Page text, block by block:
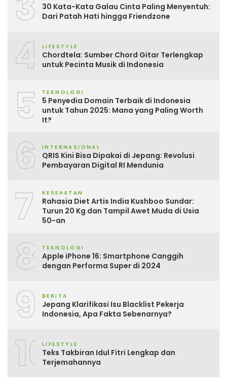
30 Kata-Kata Galau Cinta Paling Menyentuh:
Dari Patah Hati hingga Friendzone
4 LIFESTYLE
Chordtela: Sumber Chord Gitar Terlengkap
untuk Pecinta Musik di Indonesia
5 TEKNOLOGI
5 Penyedia Domain Terbaik di Indonesia
untuk Tahun 2025: Mana yang Paling Worth
It?
6 INTERNASIONAL
QRIS Kini Bisa Dipakai di Jepang: Revolusi
Pembayaran Digital RI Mendunia
7 KESEHATAN
Rahasia Diet Artis India Kushboo Sundar:
Turun 20 Kg dan Tampil Awet Muda di Usia
50-an
8 TEKNOLOGI
Apple iPhone 16: Smartphone Canggih
dengan Performa Super di 2024
9 BERITA
Jepang Klarifikasi Isu Blacklist Pekerja
Indonesia, Apa Fakta Sebenarnya?
10LIFESTYLE
Teks Takbiran Idul Fitri Lengkap dan
Terjemahannya